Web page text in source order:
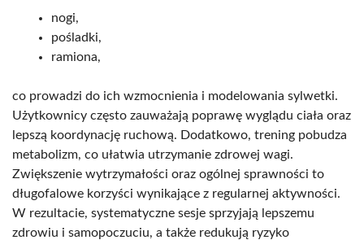
nogi,
pośladki,
ramiona,
co prowadzi do ich wzmocnienia i modelowania sylwetki.
Użytkownicy często zauważają poprawę wyglądu ciała oraz
lepszą koordynację ruchową. Dodatkowo, trening pobudza
metabolizm, co ułatwia utrzymanie zdrowej wagi.
Zwiększenie wytrzymałości oraz ogólnej sprawności to
długofalowe korzyści wynikające z regularnej aktywności.
W rezultacie, systematyczne sesje sprzyjają lepszemu
zdrowiu i samopoczuciu, a także redukują ryzyko